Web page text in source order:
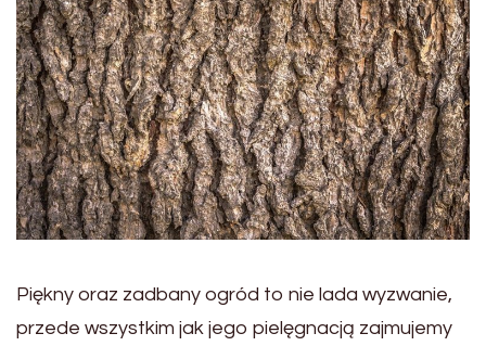
Piękny oraz zadbany ogród to nie lada wyzwanie,
przede wszystkim jak jego pielęgnacją zajmujemy